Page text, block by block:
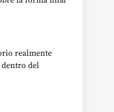
realmente
del